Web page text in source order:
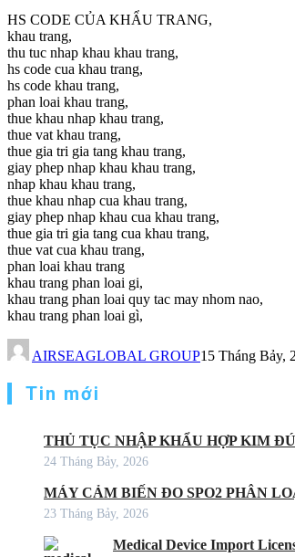
HS CODE CỦA KHẨU TRANG,
khau trang,
thu tuc nhap khau khau trang,
hs code cua khau trang,
hs code khau trang,
phan loai khau trang,
thue khau nhap khau trang,
thue vat khau trang,
thue gia tri gia tang khau trang,
giay phep nhap khau khau trang,
nhap khau khau trang,
thue khau nhap cua khau trang,
giay phep nhap khau cua khau trang,
thue gia tri gia tang cua khau trang,
thue vat cua khau trang,
phan loai khau trang
khau trang phan loai gi,
khau trang phan loai quy tac may nhom nao,
khau trang phan loai gì,
AIRSEAGLOBAL GROUP15 Tháng Bảy,
Tin mới
THỦ TỤC NHẬP KHẨU HỢP KIM
24 Tháng Bảy, 2026
MÁY CẢM BIẾN ĐO SPO2 PHÂN
23 Tháng Bảy, 2026
Medical Device Import